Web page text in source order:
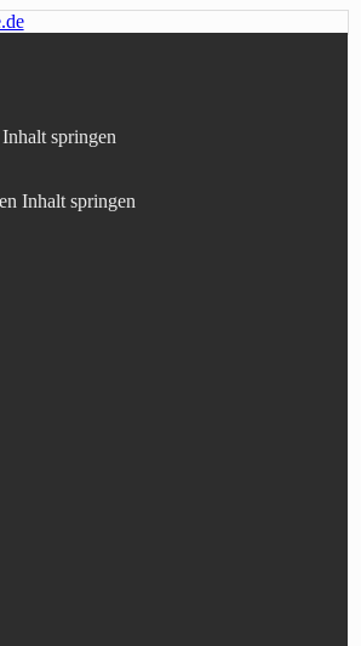
web-done.de
Sony
springen
Inhalt springen